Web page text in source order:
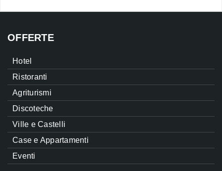
OFFERTE
Hotel
Ristoranti
Agriturismi
Discoteche
Ville e Castelli
Case e Appartamenti
Eventi